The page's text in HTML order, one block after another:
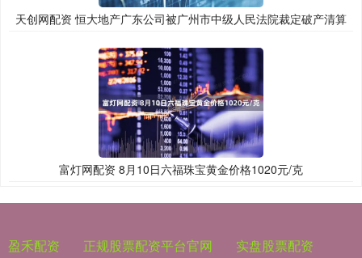
天创网配资 恒大地产广东公司被广州市中级人民法院裁定破产清算
富灯网配资 8月10日六福珠宝黄金价格1020元/克
盈禾配资 正规股票配资平台官网
实盘股票配资